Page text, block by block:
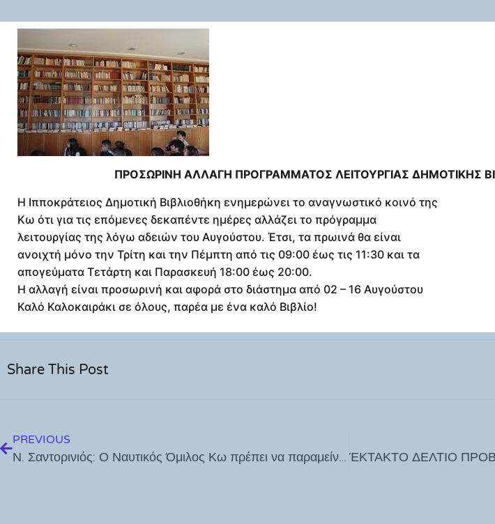
ΠΡΟΣΩΡΙΝΗ ΑΛΛΑΓΗ ΠΡΟΓΡΑΜΜΑΤΟΣ ΛΕΙΤΟΥΡΓΙΑΣ ΔΗΜΟΤΙΚΗΣ
Η Ιπποκράτειος Δημοτική Βιβλιοθήκη ενημερώνει το αναγνωστικό κοινό της
Κω ότι για τις επόμενες δεκαπέντε ημέρες αλλάζει το πρόγραμμα
λειτουργίας της λόγω αδειών του Αυγούστου. Έτσι, τα πρωινά θα είναι
ανοιχτή μόνο την Τρίτη και την Πέμπτη από τις 09:00 έως τις 11:30 και τα
απογεύματα Τετάρτη και Παρασκευή 18:00 έως 20:00.
Η αλλαγή είναι προσωρινή και αφορά στο διάστημα από 02 – 16 Αυγούστου
Καλό Καλοκαιράκι σε όλους, παρέα με ένα καλό Βιβλίο!
Share This Post
PREVIOUS
Ν. Σαντορινιός: Ο Ναυτικός Όμιλος Κω πρέπει να παραμείνει δημόσιος, προς όφελος της τοπικής κοινωνίας